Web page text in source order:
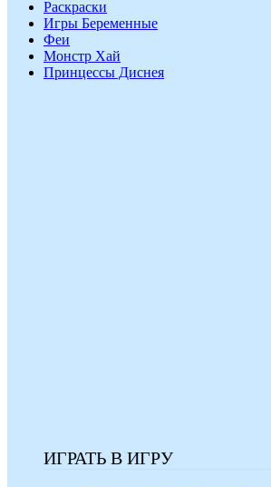
Раскраски
Игры Беременные
Феи
Монстр Хай
Принцессы Диснея
ИГРАТЬ В ИГРУ